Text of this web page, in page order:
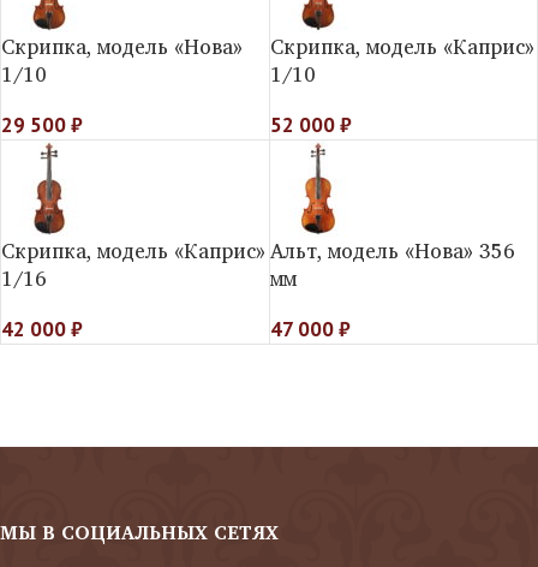
Скрипка, модель «Нова»
1/10
29 500₽
Скрипка, модель «Каприс»
1/10
52 000₽
Скрипка, модель «Каприс»
1/16
42 000₽
Альт, модель «Нова» 356
мм
47 000₽
МЫ В СОЦИАЛЬНЫХ СЕТЯХ